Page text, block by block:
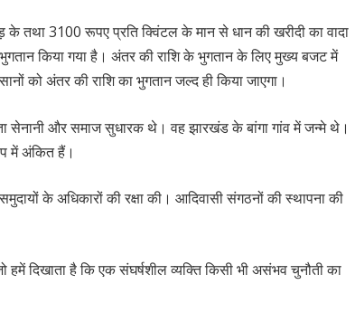
के तथा 3100 रूपए प्रति क्विंटल के मान से धान की खरीदी का वादा
किया गया है। अंतर की राशि के भुगतान के लिए मुख्य बजट में
को अंतर की राशि का भुगतान जल्द ही किया जाएगा।
सेनानी और समाज सुधारक थे। वह झारखंड के बांगा गांव में जन्मे थे।
में अंकित हैं।
के अधिकारों की रक्षा की। आदिवासी संगठनों की स्थापना की
दिखाता है कि एक संघर्षशील व्यक्ति किसी भी असंभव चुनौती का